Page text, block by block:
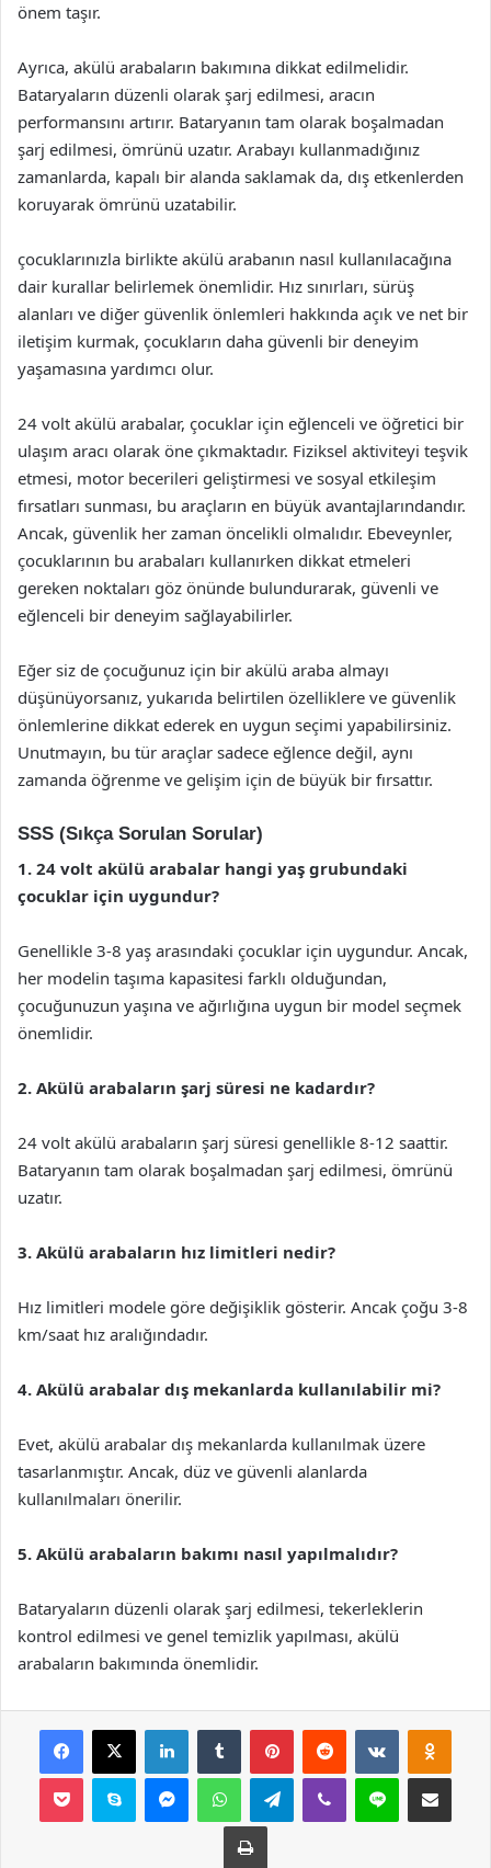
önem taşır.
Ayrıca, akülü arabaların bakımına dikkat edilmelidir.
Bataryaların düzenli olarak şarj edilmesi, aracın
performansını artırır. Bataryanın tam olarak boşalmadan
şarj edilmesi, ömrünü uzatır. Arabayı kullanmadığınız
zamanlarda, kapalı bir alanda saklamak da, dış etkenlerden
koruyarak ömrünü uzatabilir.
çocuklarınızla birlikte akülü arabanın nasıl kullanılacağına
dair kurallar belirlemek önemlidir. Hız sınırları, sürüş
alanları ve diğer güvenlik önlemleri hakkında açık ve net bir
iletişim kurmak, çocukların daha güvenli bir deneyim
yaşamasına yardımcı olur.
24 volt akülü arabalar, çocuklar için eğlenceli ve öğretici bir
ulaşım aracı olarak öne çıkmaktadır. Fiziksel aktiviteyi teşvik
etmesi, motor becerileri geliştirmesi ve sosyal etkileşim
fırsatları sunması, bu araçların en büyük avantajlarındandır.
Ancak, güvenlik her zaman öncelikli olmalıdır. Ebeveynler,
çocuklarının bu arabaları kullanırken dikkat etmeleri
gereken noktaları göz önünde bulundurarak, güvenli ve
eğlenceli bir deneyim sağlayabilirler.
Eğer siz de çocuğunuz için bir akülü araba almayı
düşünüyorsanız, yukarıda belirtilen özelliklere ve güvenlik
önlemlerine dikkat ederek en uygun seçimi yapabilirsiniz.
Unutmayın, bu tür araçlar sadece eğlence değil, aynı
zamanda öğrenme ve gelişim için de büyük bir fırsattır.
SSS (Sıkça Sorulan Sorular)
1. 24 volt akülü arabalar hangi yaş grubundaki
çocuklar için uygundur?
Genellikle 3-8 yaş arasındaki çocuklar için uygundur. Ancak,
her modelin taşıma kapasitesi farklı olduğundan,
çocuğunuzun yaşına ve ağırlığına uygun bir model seçmek
önemlidir.
2. Akülü arabaların şarj süresi ne kadardır?
24 volt akülü arabaların şarj süresi genellikle 8-12 saattir.
Bataryanın tam olarak boşalmadan şarj edilmesi, ömrünü
uzatır.
3. Akülü arabaların hız limitleri nedir?
Hız limitleri modele göre değişiklik gösterir. Ancak çoğu 3-8
km/saat hız aralığındadır.
4. Akülü arabalar dış mekanlarda kullanılabilir mi?
Evet, akülü arabalar dış mekanlarda kullanılmak üzere
tasarlanmıştır. Ancak, düz ve güvenli alanlarda
kullanılmaları önerilir.
5. Akülü arabaların bakımı nasıl yapılmalıdır?
Bataryaların düzenli olarak şarj edilmesi, tekerleklerin
kontrol edilmesi ve genel temizlik yapılması, akülü
arabaların bakımında önemlidir.
Facebook
X LinkedInTumblr PinterestReddit VKontakte
Pocket Skype MessengerWhatsAppTelegramViber Line E-Posta ile
Yazdır